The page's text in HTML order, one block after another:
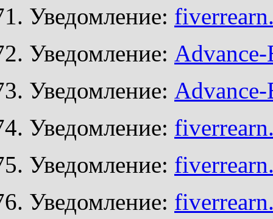
Уведомление:
Уведомление:
Уведомление:
Уведомление:
Уведомление:
Уведомление: